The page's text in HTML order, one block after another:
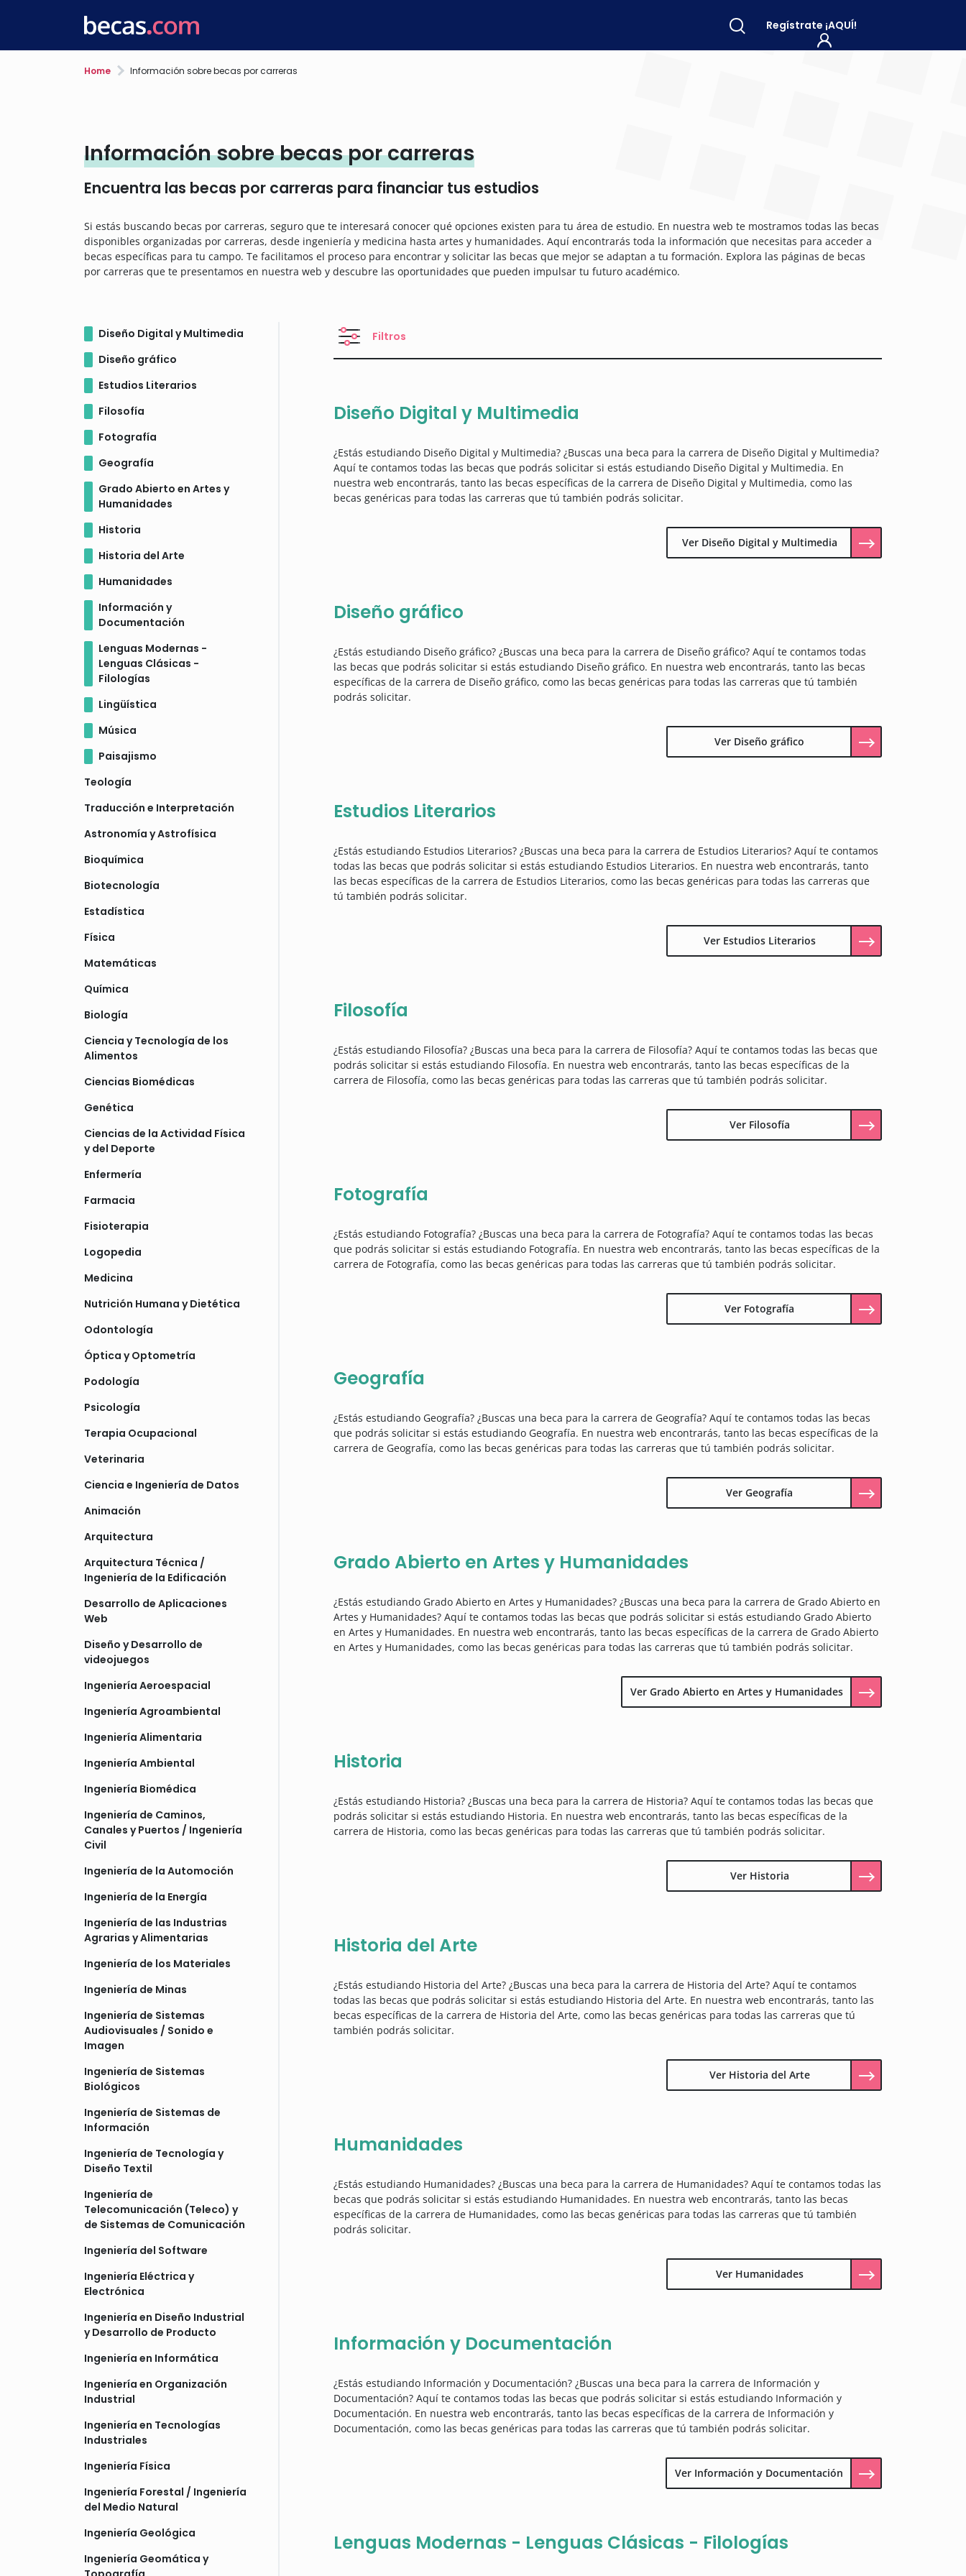
Regístrate ¡AQUÍ!
Home Información sobre becas por carreras
Información sobre becas por carreras
Encuentra las becas por carreras para financiar tus estudios
Si estás buscando becas por carreras, seguro que te interesará conocer qué opciones existen para tu área de estudio. En nuestra web te mostramos todas las becas
disponibles organizadas por carreras, desde ingeniería y medicina hasta artes y humanidades. Aquí encontrarás toda la información que necesitas para acceder a
becas específicas para tu campo. Te facilitamos el proceso para encontrar y solicitar las becas que mejor se adaptan a tu formación. Explora las páginas de becas
por carreras que te presentamos en nuestra web y descubre las oportunidades que pueden impulsar tu futuro académico.
Diseño Digital y Multimedia
Diseño gráfico
Estudios Literarios
Filosofía
Fotografía
Geografía
Grado Abierto en Artes y
Humanidades
Historia
Historia del Arte
Humanidades
Información y
Documentación
Lenguas Modernas -
Lenguas Clásicas -
Filologías
Lingüística
Música
Paisajismo
Teología
Traducción e Interpretación
Astronomía y Astrofísica
Bioquímica
Biotecnología
Estadística
Física
Matemáticas
Química
Biología
Ciencia y Tecnología de los
Alimentos
Ciencias Biomédicas
Genética
Ciencias de la Actividad Física
y del Deporte
Enfermería
Farmacia
Fisioterapia
Logopedia
Medicina
Nutrición Humana y Dietética
Odontología
Óptica y Optometría
Podología
Psicología
Terapia Ocupacional
Veterinaria
Ciencia e Ingeniería de Datos
Animación
Arquitectura
Arquitectura Técnica /
Ingeniería de la Edificación
Desarrollo de Aplicaciones
Web
Diseño y Desarrollo de
videojuegos
Ingeniería Aeroespacial
Ingeniería Agroambiental
Ingeniería Alimentaria
Ingeniería Ambiental
Ingeniería Biomédica
Ingeniería de Caminos,
Canales y Puertos / Ingeniería
Civil
Ingeniería de la Automoción
Ingeniería de la Energía
Ingeniería de las Industrias
Agrarias y Alimentarias
Ingeniería de los Materiales
Ingeniería de Minas
Ingeniería de Sistemas
Audiovisuales / Sonido e
Imagen
Ingeniería de Sistemas
Biológicos
Ingeniería de Sistemas de
Información
Ingeniería de Tecnología y
Diseño Textil
Ingeniería de
Telecomunicación (Teleco) y
de Sistemas de Comunicación
Ingeniería del Software
Ingeniería Eléctrica y
Electrónica
Ingeniería en Diseño Industrial
y Desarrollo de Producto
Ingeniería en Informática
Ingeniería en Organización
Industrial
Ingeniería en Tecnologías
Industriales
Ingeniería Física
Ingeniería Forestal / Ingeniería
del Medio Natural
Ingeniería Geológica
Ingeniería Geomática y
Filtros
Diseño Digital y Multimedia
¿Estás estudiando Diseño Digital y Multimedia? ¿Buscas una beca para la carrera de Diseño Digital y Multimedia?
Aquí te contamos todas las becas que podrás solicitar si estás estudiando Diseño Digital y Multimedia. En
nuestra web encontrarás, tanto las becas específicas de la carrera de Diseño Digital y Multimedia, como las
becas genéricas para todas las carreras que tú también podrás solicitar.
Ver Diseño Digital y Multimedia
Diseño gráfico
¿Estás estudiando Diseño gráfico? ¿Buscas una beca para la carrera de Diseño gráfico? Aquí te contamos todas
las becas que podrás solicitar si estás estudiando Diseño gráfico. En nuestra web encontrarás, tanto las becas
específicas de la carrera de Diseño gráfico, como las becas genéricas para todas las carreras que tú también
podrás solicitar.
Ver Diseño gráfico
Estudios Literarios
¿Estás estudiando Estudios Literarios? ¿Buscas una beca para la carrera de Estudios Literarios? Aquí te contamos
todas las becas que podrás solicitar si estás estudiando Estudios Literarios. En nuestra web encontrarás, tanto
las becas específicas de la carrera de Estudios Literarios, como las becas genéricas para todas las carreras que
tú también podrás solicitar.
Ver Estudios Literarios
Filosofía
¿Estás estudiando Filosofía? ¿Buscas una beca para la carrera de Filosofía? Aquí te contamos todas las becas que
podrás solicitar si estás estudiando Filosofía. En nuestra web encontrarás, tanto las becas específicas de la
carrera de Filosofía, como las becas genéricas para todas las carreras que tú también podrás solicitar.
Ver Filosofía
Fotografía
¿Estás estudiando Fotografía? ¿Buscas una beca para la carrera de Fotografía? Aquí te contamos todas las becas
que podrás solicitar si estás estudiando Fotografía. En nuestra web encontrarás, tanto las becas específicas de la
carrera de Fotografía, como las becas genéricas para todas las carreras que tú también podrás solicitar.
Ver Fotografía
Geografía
¿Estás estudiando Geografía? ¿Buscas una beca para la carrera de Geografía? Aquí te contamos todas las becas
que podrás solicitar si estás estudiando Geografía. En nuestra web encontrarás, tanto las becas específicas de la
carrera de Geografía, como las becas genéricas para todas las carreras que tú también podrás solicitar.
Ver Geografía
Grado Abierto en Artes y Humanidades
¿Estás estudiando Grado Abierto en Artes y Humanidades? ¿Buscas una beca para la carrera de Grado Abierto en
Artes y Humanidades? Aquí te contamos todas las becas que podrás solicitar si estás estudiando Grado Abierto
en Artes y Humanidades. En nuestra web encontrarás, tanto las becas específicas de la carrera de Grado Abierto
en Artes y Humanidades, como las becas genéricas para todas las carreras que tú también podrás solicitar.
Ver Grado Abierto en Artes y Humanidades
Historia
¿Estás estudiando Historia? ¿Buscas una beca para la carrera de Historia? Aquí te contamos todas las becas que
podrás solicitar si estás estudiando Historia. En nuestra web encontrarás, tanto las becas específicas de la
carrera de Historia, como las becas genéricas para todas las carreras que tú también podrás solicitar.
Ver Historia
Historia del Arte
¿Estás estudiando Historia del Arte? ¿Buscas una beca para la carrera de Historia del Arte? Aquí te contamos
todas las becas que podrás solicitar si estás estudiando Historia del Arte. En nuestra web encontrarás, tanto las
becas específicas de la carrera de Historia del Arte, como las becas genéricas para todas las carreras que tú
también podrás solicitar.
Ver Historia del Arte
Humanidades
¿Estás estudiando Humanidades? ¿Buscas una beca para la carrera de Humanidades? Aquí te contamos todas las
becas que podrás solicitar si estás estudiando Humanidades. En nuestra web encontrarás, tanto las becas
específicas de la carrera de Humanidades, como las becas genéricas para todas las carreras que tú también
podrás solicitar.
Ver Humanidades
Información y Documentación
¿Estás estudiando Información y Documentación? ¿Buscas una beca para la carrera de Información y
Documentación? Aquí te contamos todas las becas que podrás solicitar si estás estudiando Información y
Documentación. En nuestra web encontrarás, tanto las becas específicas de la carrera de Información y
Documentación, como las becas genéricas para todas las carreras que tú también podrás solicitar.
Ver Información y Documentación
Lenguas Modernas - Lenguas Clásicas - Filologías